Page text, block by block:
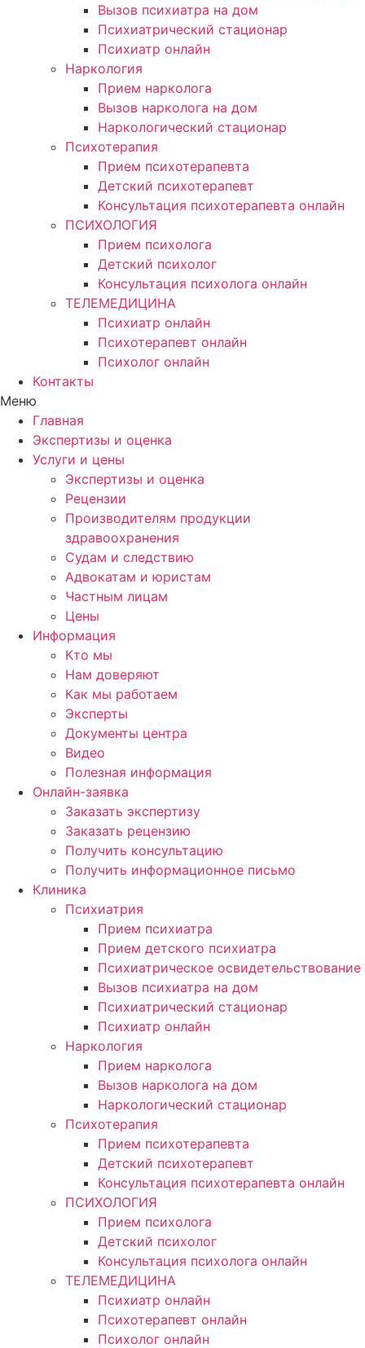
Вызов психиатра на дом
Психиатрический стационар
Психиатр онлайн
Наркология
Прием нарколога
Вызов нарколога на дом
Наркологический стационар
Психотерапия
Прием психотерапевта
Детский психотерапевт
Консультация психотерапевта онлайн
ПСИХОЛОГИЯ
Прием психолога
Детский психолог
Консультация психолога онлайн
ТЕЛЕМЕДИЦИНА
Психиатр онлайн
Психотерапевт онлайн
Психолог онлайн
Контакты
Меню
Главная
Экспертизы и оценка
Услуги и цены
Экспертизы и оценка
Рецензии
Производителям продукции
здравоохранения
Судам и следствию
Адвокатам и юристам
Частным лицам
Цены
Информация
Кто мы
Нам доверяют
Как мы работаем
Эксперты
Документы центра
Видео
Полезная информация
Онлайн-заявка
Заказать экспертизу
Заказать рецензию
Получить консультацию
Получить информационное письмо
Клиника
Психиатрия
Прием психиатра
Прием детского психиатра
Психиатрическое освидетельствование
Вызов психиатра на дом
Психиатрический стационар
Психиатр онлайн
Наркология
Прием нарколога
Вызов нарколога на дом
Наркологический стационар
Психотерапия
Прием психотерапевта
Детский психотерапевт
Консультация психотерапевта онлайн
ПСИХОЛОГИЯ
Прием психолога
Детский психолог
Консультация психолога онлайн
ТЕЛЕМЕДИЦИНА
Психиатр онлайн
Психотерапевт онлайн
Психолог онлайн